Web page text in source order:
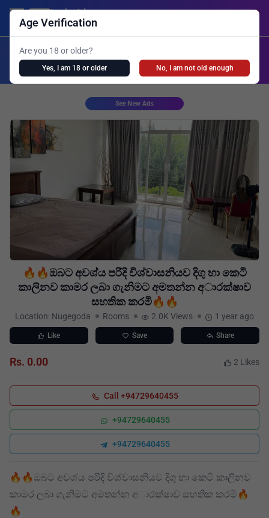
Lanka Ads
X
Girls Personal Live Cam Spa Shemale
See New Ads
🔥🔥ඔබට අවශ්ය පරිදි විශ්වාසනියව දිගු හා කෙටි
කාලිනව කාමර ලබා ගැනිමට අමතන්න අාරක්ෂාව
සහතික කරමි🔥🔥
Location: Nugegoda Rooms 2.0K Views 1 year ago
Like Save Share
Rs. 0.00 2 Likes
Call +94729640455
+94729640455
+94729640455
🔥🔥ඔබට අවශ්ය පරිදි විශ්වාසනියව දිගු හා කෙටි කාලිනව
කාමර ලබා ගැනිමට අමතන්න අාරක්ෂාව සහතික කරමි🔥
🔥
Age Verification
Are you 18 or older?
Yes, I am 18 or older No, I am not old enough